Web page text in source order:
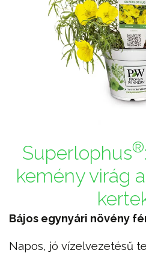
Superlophus®
kemény virág
Bájos egynyári növény
Napos, jó vízelvezetésű